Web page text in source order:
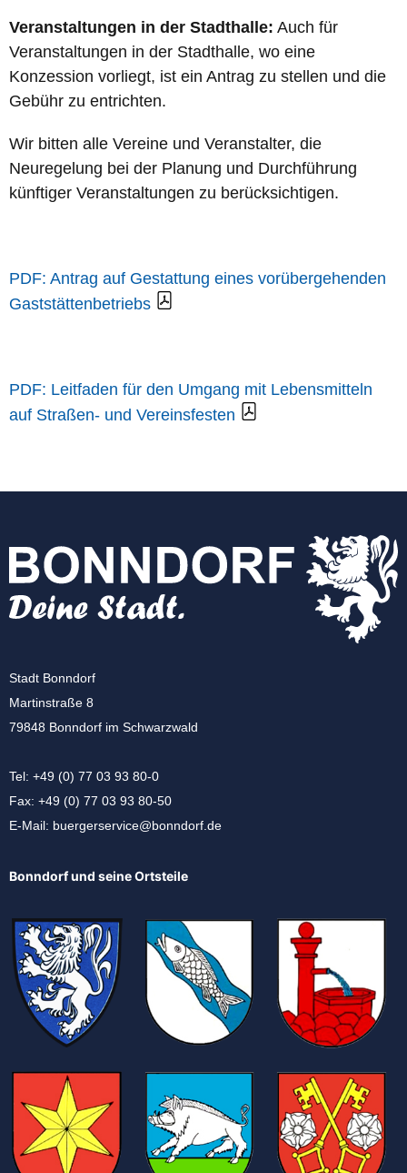
Veranstaltungen in der Stadthalle: Auch für
Veranstaltungen in der Stadthalle, wo eine
Konzession vorliegt, ist ein Antrag zu stellen und die
Gebühr zu entrichten.
Wir bitten alle Vereine und Veranstalter, die
Neuregelung bei der Planung und Durchführung
künftiger Veranstaltungen zu berücksichtigen.
Antrag auf Gestattung eines vorübergehenden
Gaststättenbetriebs
Leitfaden für den Umgang mit Lebensmitteln
auf Straßen- und Vereinsfesten
Stadt Bonndorf
Martinstraße 8
79848 Bonndorf im Schwarzwald
Tel: +49 (0) 77 03 93 80-0
Fax: +49 (0) 77 03 93 80-50
E-Mail: buergerservice@bonndorf.de
Bonndorf und seine Ortsteile